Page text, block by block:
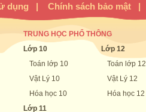
dụng | Chính sách bảo mật |
TRUNG HỌC PHỔ THÔNG
Lớp 10
Toán lớp 10
Vật Lý 10
Hóa học 10
Lớp 11
Lớp 12
Toán lớp 12
Vật Lý 12
Hóa học 12